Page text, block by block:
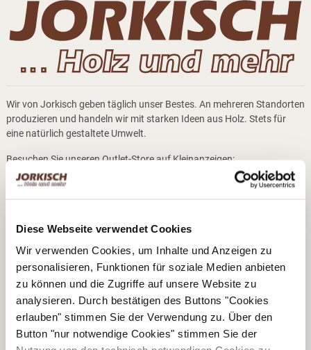
Diese Webseite verwendet Cookies
Wir verwenden Cookies, um Inhalte und Anzeigen zu
personalisieren, Funktionen für soziale Medien anbieten
zu können und die Zugriffe auf unsere Website zu
analysieren. Durch bestätigen des Buttons "Cookies
erlauben" stimmen Sie der Verwendung zu. Über den
Button "nur notwendige Cookies" stimmen Sie der
Wir von Jorkisch geben täglich unser Bestes. An mehreren Standorten
produzieren und handeln wir mit starken Ideen aus Holz. Stets für
eine natürlich gestaltete Umwelt.
Besuchen Sie unseren Outlet-Store auf Kleinanzeigen:
Kontaktdaten
Bernd Jorkisch GmbH & Co. KG